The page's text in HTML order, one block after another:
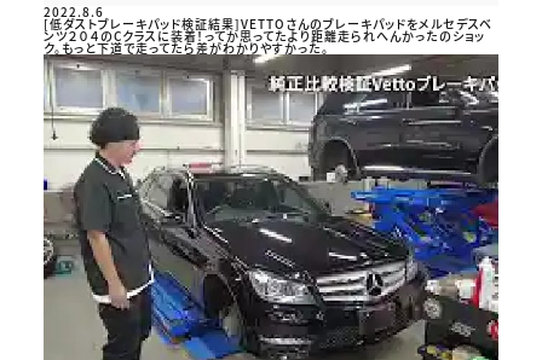
2022.8.6
[低ダストブレーキパッド検証結果]VETTOさんのブレーキパッドをメルセデスベ
ンツ２０４のCクラスに装着！ってか思ってたより距離走られへんかったのショッ
ク。もっと下道で走ってたら差がわかりやすかった。